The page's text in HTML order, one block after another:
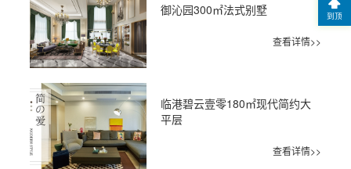
御沁园300㎡法式别墅
查看详情>>
临港碧云壹零180㎡现代简约大
平层
查看详情>>
到顶